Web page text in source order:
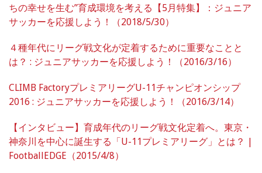
ちの幸せを生む”育成環境を考える【5月特集】：ジュニア
サッカーを応援しよう！（2018/5/30）
４種年代にリーグ戦文化が定着するために重要なことと
は？ : ジュニアサッカーを応援しよう！（2016/3/16）
CLIMB FactoryプレミアリーグU-11チャンピオンシップ
2016 : ジュニアサッカーを応援しよう！（2016/3/14）
【インタビュー】育成年代のリーグ戦文化定着へ。東京・
神奈川を中心に誕生する「U-11プレミアリーグ」とは？ |
FootballEDGE（2015/4/8）